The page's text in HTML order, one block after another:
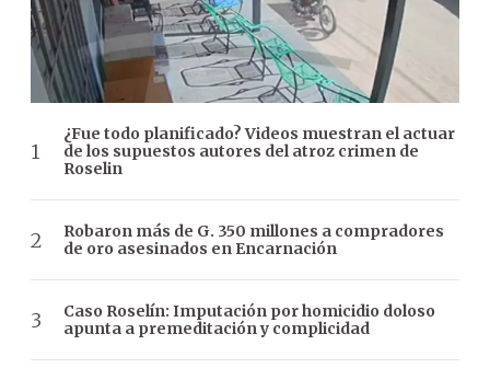
¿Fue todo planificado? Videos muestran el actuar
de los supuestos autores del atroz crimen de
Roselin
Robaron más de G. 350 millones a compradores
de oro asesinados en Encarnación
Caso Roselín: Imputación por homicidio doloso
apunta a premeditación y complicidad